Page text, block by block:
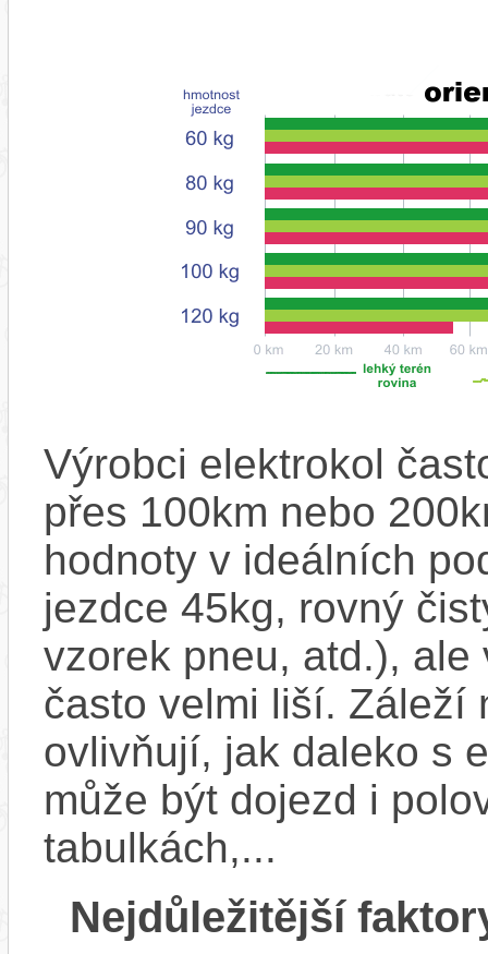
Výrobci elektrokol
přes 100km nebo
hodnoty v ideálních
jezdce 45kg, rovný
vzorek pneu, atd.),
často velmi liší. Záleží
ovlivňují, jak daleko s
může být dojezd i
tabulkách,...
Nejdůležitější